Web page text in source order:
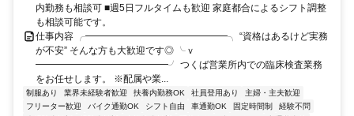
内勤務も相談可 ■週5日フルタイムも歓迎 家庭都合によるシフト調整
も相談可能です。
仕事内容 ╭━━━━━━━━━━━━━━━╮ “資格はあるけど実務
が不安” そんな方も大歓迎です◎ ╰ｖ
━━━━━━━━━━━━━━╯ つくば営業所内での臨床検査業務
をお任せします。 ※配属や業...
制服あり 業界未経験者歓迎 扶養内勤務OK 社員登用あり
主婦・主夫歓迎
フリーター歓迎
バイク通勤OK シフト自由 車通勤OK 固定時間制
経験不問